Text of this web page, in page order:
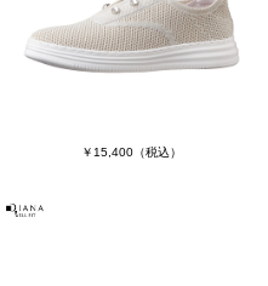
￥15,400（税込）